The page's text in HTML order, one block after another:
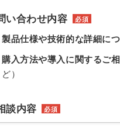
い合わせ内容 必須
製品仕様や技術的な詳細に
購入方法や導入に関するご
ど）
談内容 必須